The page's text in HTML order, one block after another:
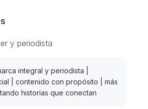
y periodista
integral y periodista |
| contenido con propósito | más
historias que conectan